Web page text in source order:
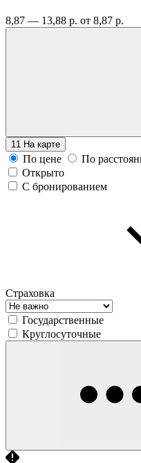
8,87 — 13,88 р. от 8,87 р.
11 На карте
По цене
По
Открыто
С бронированием
Страховка
Государственные
Круглосуточные